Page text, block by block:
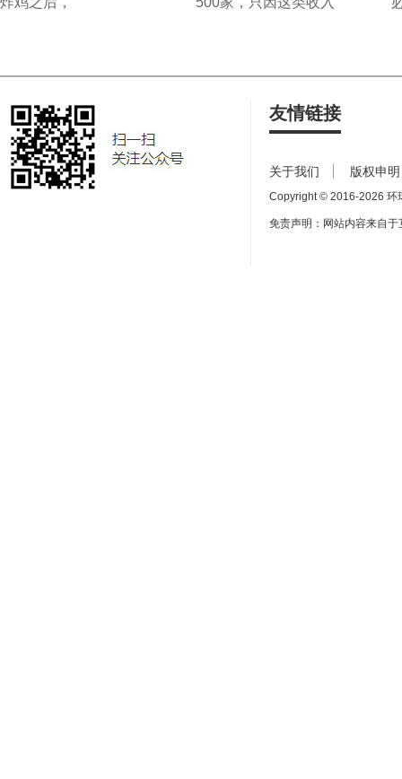
友情链接
关于我们 版权申明
Copyright © 2016-2026 环
免责声明：网站内容来自